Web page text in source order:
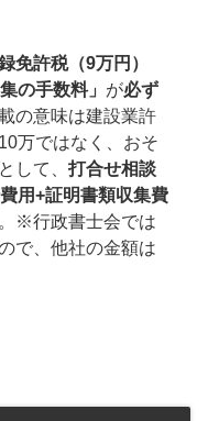
録免許税（9万円）
の手数料」 が必ず
の意味は建設業許
万ではなく、おそ
して、打合せ相談
用+証明書類収集費
※行政書士会では
で、他社の金額は